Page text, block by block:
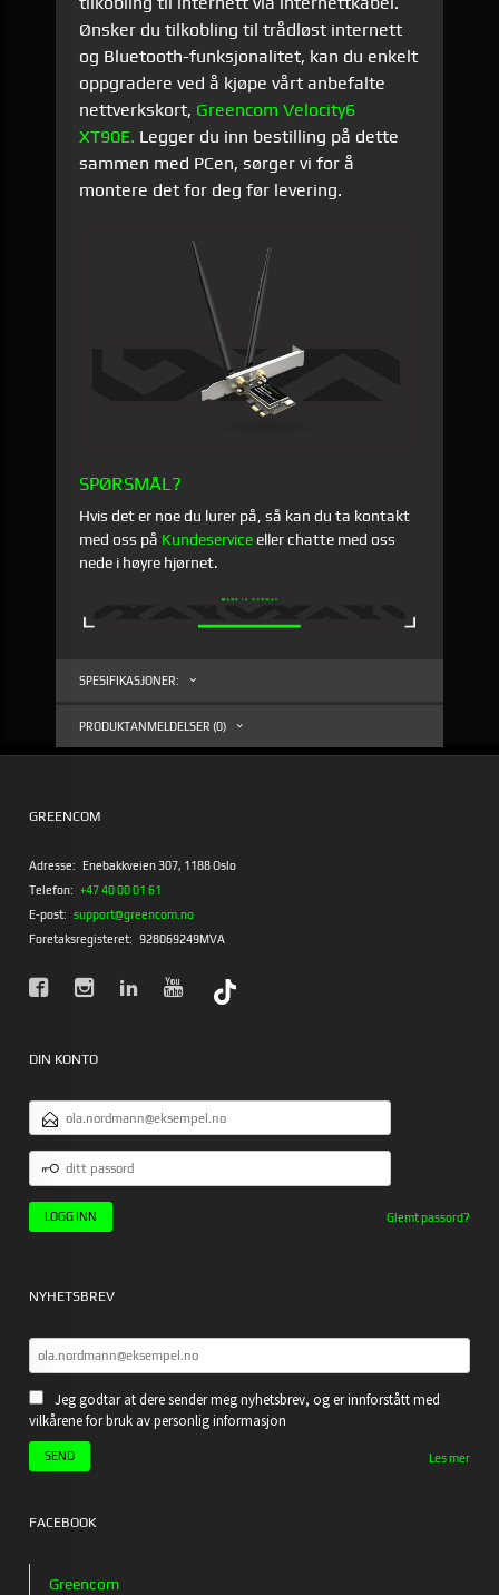
Ønsker du tilkobling til trådløst internett
og Bluetooth-funksjonalitet, kan du enkelt
oppgradere ved å kjøpe vårt anbefalte
nettverkskort, Greencom Velocity6
XT90E. Legger du inn bestilling på dette
sammen med PCen, sørger vi for å
montere det for deg før levering.
SPØRSMÅL?
Hvis det er noe du lurer på, så kan du ta kontakt
med oss på Kundeserviceeller chatte med oss
nede i høyre hjørnet.
SPESIFIKASJONER:
PRODUKTANMELDELSER (0)
GREENCOM
Adresse: Enebakkveien 307, 1188 Oslo
Telefon: +47 40 00 01 61
E-post: support@greencom.no
Foretaksregisteret: 928069249MVA
DIN KONTO
E-
POSTADRESSE
PASSORD
Glemt passord?
NYHETSBREV
Jeg godtar at dere sender meg nyhetsbrev, og er innforstått med
vilkårene for bruk av personlig informasjon
Les mer
FACEBOOK
Greencom